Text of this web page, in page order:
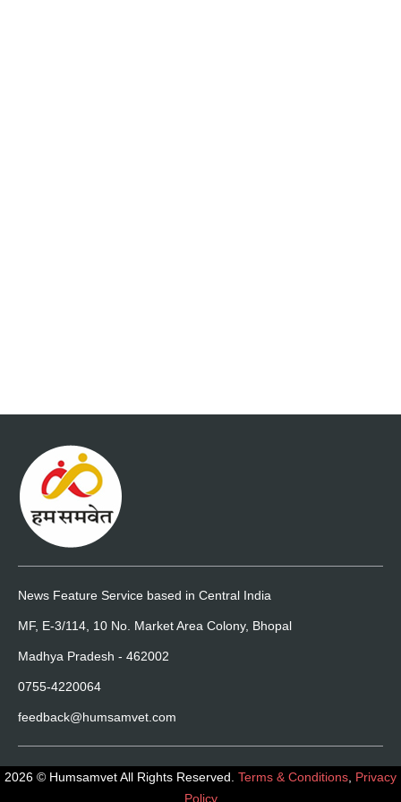
News Feature Service based in Central India
MF, E-3/114, 10 No. Market Area Colony, Bhopal
Madhya Pradesh - 462002
0755-4220064
feedback@humsamvet.com
2026 © Humsamvet All Rights Reserved. Terms & Conditions Privacy
Policy